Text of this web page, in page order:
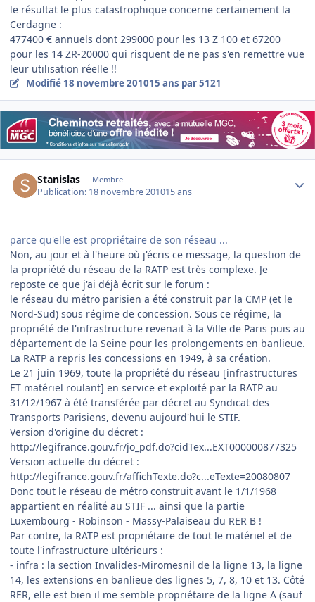
le résultat le plus catastrophique concerne certainement la
Cerdagne :
477400 € annuels dont 299000 pour les 13 Z 100 et 67200
pour les 14 ZR-20000 qui risquent de ne pas s'en remettre vue
leur utilisation réelle !!
Modifié 18 novembre 201015 ans par 5121
Stanislas Membre
Publication: 18 novembre 201015 ans
parce qu'elle est propriétaire de son réseau ...
Non, au jour et à l'heure où j'écris ce message, la question de
la propriété du réseau de la RATP est très complexe. Je
reposte ce que j'ai déjà écrit sur le forum :
le réseau du métro parisien a été construit par la CMP (et le
Nord-Sud) sous régime de concession. Sous ce régime, la
propriété de l'infrastructure revenait à la Ville de Paris puis au
département de la Seine pour les prolongements en banlieue.
La RATP a repris les concessions en 1949, à sa création.
Le 21 juin 1969, toute la propriété du réseau [infrastructures
ET matériel roulant] en service et exploité par la RATP au
31/12/1967 à été transférée par décret au Syndicat des
Transports Parisiens, devenu aujourd'hui le STIF.
Version d'origine du décret :
http://legifrance.gouv.fr/jo_pdf.do?cidTex...EXT000000877325
Version actuelle du décret :
http://legifrance.gouv.fr/affichTexte.do?c...eTexte=20080807
Donc tout le réseau de métro construit avant le 1/1/1968
appartient en réalité au STIF ... ainsi que la partie
Luxembourg - Robinson - Massy-Palaiseau du RER B !
Par contre, la RATP est propriétaire de tout le matériel et de
toute l'infrastructure ultérieurs :
- infra : la section Invalides-Miromesnil de la ligne 13, la ligne
14, les extensions en banlieue des lignes 5, 7, 8, 10 et 13. Côté
RER, elle est bien il me semble propriétaire de la ligne A (sauf